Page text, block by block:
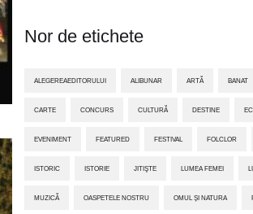
Nor de etichete
ALEGEREAEDITORULUI ALIBUNAR ARTĂ BANAT
CARTE CONCURS CULTURĂ DESTINE
EVENIMENT FEATURED FESTIVAL FOLCLOR
ISTORIC ISTORIE JITIŞTE LUMEA FEMEI
MUZICĂ OASPETELE NOSTRU OMUL ȘI NATURA